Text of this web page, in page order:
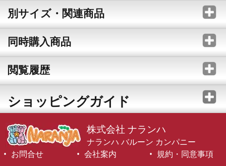
別サイズ・関連商品
同時購入商品
閲覧履歴
ショッピングガイド
株式会社 ナランハ
ナランハ バルーン カンパニー
お問合せ
会社案内
規約・同意事項